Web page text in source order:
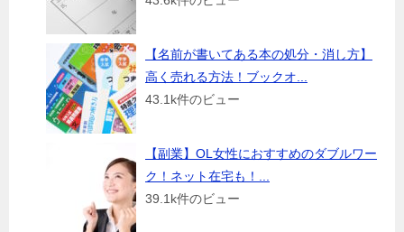
【名前が書いてある本の処分・消し方】
高く売れる方法！ブックオ...
43.1k件のビュー
【副業】OL女性におすすめのダブルワー
ク！ネット在宅も！...
39.1k件のビュー